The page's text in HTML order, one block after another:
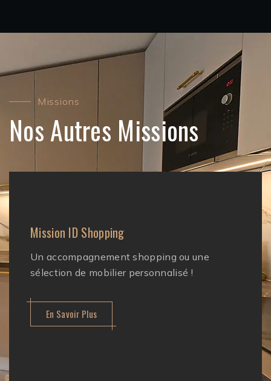
Missions
Nos Autres Missions
Mission ID Shopping
Un accompagnement shopping ou une
sélection de mobilier personnalisé !
En Savoir Plus